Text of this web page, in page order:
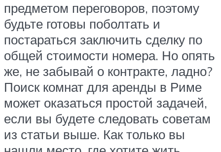
предметом переговоров, поэтому
будьте готовы поболтать и
постараться заключить сделку по
общей стоимости номера. Но опять
же, не забывай о контракте, ладно?
Поиск комнат для аренды в Риме
может оказаться простой задачей,
если вы будете следовать советам
из статьи выше. Как только вы